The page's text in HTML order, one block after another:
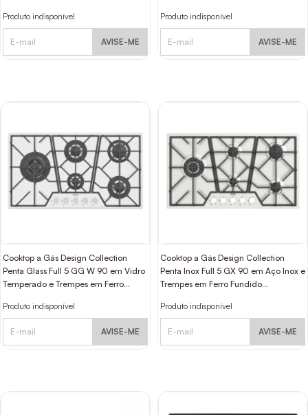
Tramontina
Produto indisponível
AVISE-ME
Queimadores Tramontina
Produto indisponível
AVISE-ME
Cooktop a Gás Design Collection
Penta Glass Full 5 GG W 90 em Vidro
Temperado e Trempes em Ferro
Produto indisponível
AVISE-ME
Cooktop a Gás Design Collection
Penta Inox Full 5 GX 90 em Aço Inox e
Trempes em Ferro Fundido
Produto indisponível
AVISE-ME